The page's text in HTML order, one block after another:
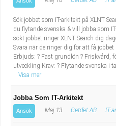
Sök jobbet som IT-arkitekt på XLNT
du flytande svenska & vill jobba som
sökt jobbet ringer XLNT Search dig
Svara när de ringer dig för att få jobbet
Erbjuds: ? Fast grundlön ? Friskvård,
utveckling Krav: ? Flytande svenska i
Visa mer
Jobba Som IT-Arkitekt
Ansök Maj 13 Getdet AB IT-